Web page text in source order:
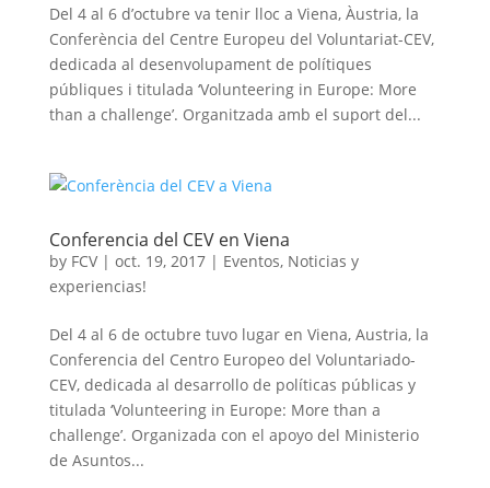
Del 4 al 6 d’octubre va tenir lloc a Viena, Àustria, la
Conferència del Centre Europeu del Voluntariat-CEV,
dedicada al desenvolupament de polítiques
públiques i titulada ‘Volunteering in Europe: More
than a challenge’. Organitzada amb el suport del...
Conferencia del CEV en Viena
by FCV| oct. 19, 2017| Eventos, Noticias y
experiencias!
Del 4 al 6 de octubre tuvo lugar en Viena, Austria, la
Conferencia del Centro Europeo del Voluntariado-
CEV, dedicada al desarrollo de políticas públicas y
titulada ‘Volunteering in Europe: More than a
challenge’. Organizada con el apoyo del Ministerio
de Asuntos...